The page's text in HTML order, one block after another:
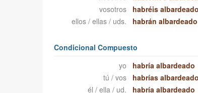
vosotros
habréis albardeado
ellos / ellas / uds.
habrán albardeado
Condicional Compuesto
yo
habría albardeado
tú / vos
habrías albardeado
él / ella / ud.
habría albardeado